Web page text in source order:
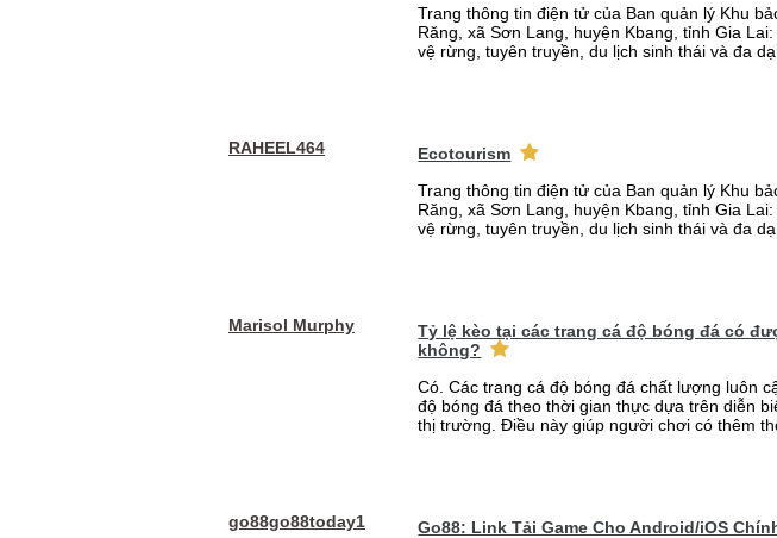
Trang thông tin điện tử của Ban quản lý Khu
Răng, xã Sơn Lang, huyện Kbang, tỉnh Gia
vệ rừng, tuyên truyền, du lịch sinh thái và đa
RAHEEL464
Ecotourism
Trang thông tin điện tử của Ban quản lý Khu
Răng, xã Sơn Lang, huyện Kbang, tỉnh Gia
vệ rừng, tuyên truyền, du lịch sinh thái và đa
Marisol Murphy
Tỷ lệ kèo tại các trang cá độ bóng đá có
không?
Có. Các trang cá độ bóng đá chất lượng luôn
độ bóng đá theo thời gian thực dựa trên diễn
thị trường. Điều này giúp người chơi có thêm
go88go88today1
Go88: Link Tải Game Cho Android/iOS